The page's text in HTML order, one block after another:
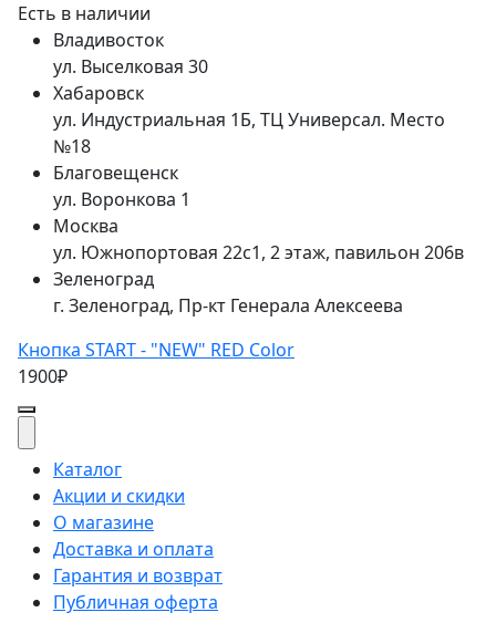
Есть в наличии
Владивосток
ул. Выселковая 30
Хабаровск
ул. Индустриальная 1Б, ТЦ Универсал. Место
№18
Благовещенск
ул. Воронкова 1
Москва
ул. Южнопортовая 22с1, 2 этаж, павильон 206в
Зеленоград
г. Зеленоград, Пр-кт Генерала Алексеева
Кнопка START - "NEW" RED Color
1900₽
Каталог
Акции и скидки
О магазине
Доставка и оплата
Гарантия и возврат
Публичная оферта